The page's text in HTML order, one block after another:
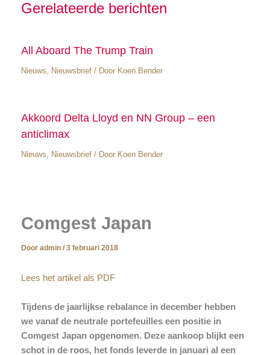
Gerelateerde berichten
All Aboard The Trump Train
Nieuws Nieuwsbrief/ Door Koen Bender
Akkoord Delta Lloyd en NN Group – een
anticlimax
Nieuws Nieuwsbrief/ Door Koen Bender
Comgest Japan
Door admin / 3 februari 2018
Lees het artikel als PDF
Tijdens de jaarlijkse rebalance in december hebben
we vanaf de neutrale portefeuilles een positie in
Comgest Japan opgenomen. Deze aankoop blijkt een
schot in de roos, het fonds leverde in januari al een